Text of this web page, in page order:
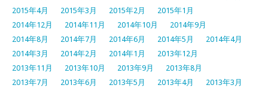
2015年4月
2015年3月 2015年2月
2015年1月
2014年12月
2014年11月 2014年10月
2014年9月
2014年8月
2014年7月 2014年6月 2014年5月
2014年4月
2014年3月
2014年2月 2014年1月
2013年12月
2013年11月
2013年10月 2013年9月
2013年8月
2013年7月
2013年6月 2013年5月 2013年4月
2013年3月